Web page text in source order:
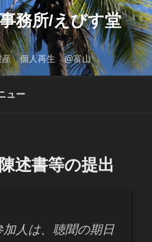
務所/えびす堂
個人再生 @富山
ュー
述書等の提出
人は、聴聞の期日